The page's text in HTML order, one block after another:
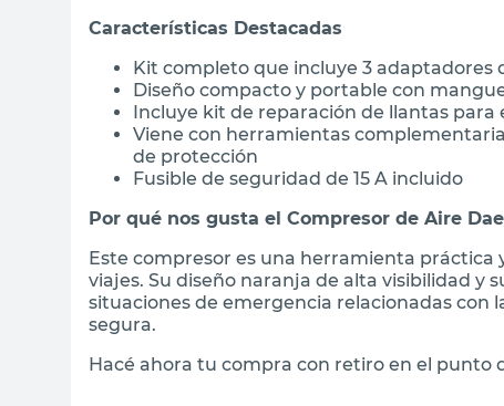
Características Destacadas
Kit completo que incluye 3 adaptadores
Diseño compacto y portable con
Incluye kit de reparación de llantas para
Viene con herramientas
de protección
Fusible de seguridad de 15 A incluido
Por qué nos gusta el Compresor de Aire
Este compresor es una herramienta
viajes. Su diseño naranja de alta visibilidad y
situaciones de emergencia relacionadas con
segura.
Hacé ahora tu compra con retiro en el punto